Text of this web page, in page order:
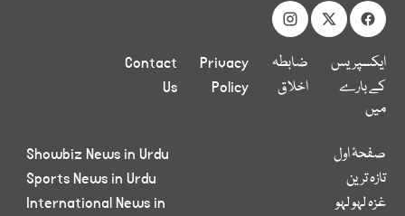
ایکسپریس
کے بارے
میں
ضابطہ
اخلاق
Privacy
Policy
Contact
Us
صفحۂ اول
تازہ ترین
غزہ لہو لہو
Showbiz News in Urdu
Sports News in Urdu
International News in